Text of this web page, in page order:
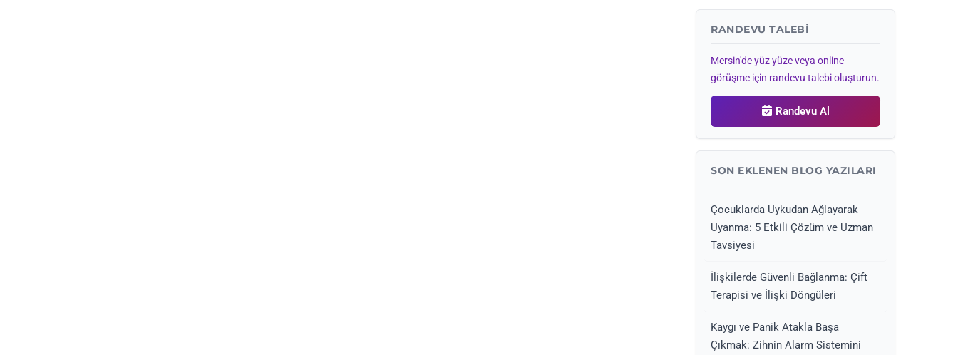
RANDEVU TALEBI
Mersin'de yüz yüze veya online
görüşme için randevu talebi oluşturun.
Randevu Al
SON EKLENEN BLOG YAZILARI
Çocuklarda Uykudan Ağlayarak
Uyanma: 5 Etkili Çözüm ve Uzman
Tavsiyesi
İlişkilerde Güvenli Bağlanma: Çift
Terapisi ve İlişki Döngüleri
Kaygı ve Panik Atakla Başa
Çıkmak: Zihnin Alarm Sistemini